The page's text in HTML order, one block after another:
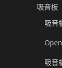
吸音板
吸音
吸音